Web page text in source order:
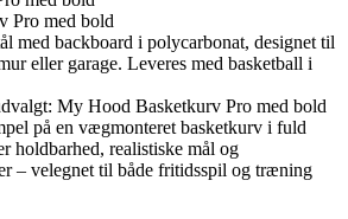
med backboard i polycarbonat, designet til
eller garage. Leveres med basketball i
My Hood Basketkurv Pro med bold
på en vægmonteret basketkurv i fuld
holdbarhed, realistiske mål og
– velegnet til både fritidsspil og træning